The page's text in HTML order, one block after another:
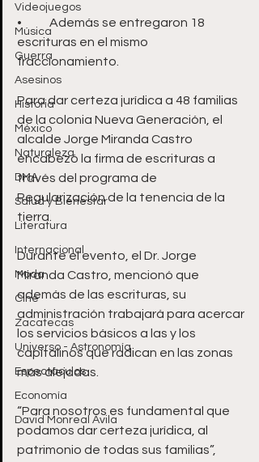
Videojuegos
Música
Guerra
Asesinos
Historia
México
Naturaleza
DMA
Salud y Bienestar
Literatura
Internacional
Moda
Cine
Zacatecas
Universo - Astronomía
Espectáculos
Economía
David Monreal Ávila
•	Además se entregaron 18
escrituras en el mismo
fraccionamiento.
Para dar certeza jurídica a 48 familias
de la colonia Nueva Generación, el
alcalde Jorge Miranda Castro
encabezó la firma de escrituras a
través del programa de
Regularización de la tenencia de la
tierra.
Durante el evento, el Dr. Jorge
Miranda Castro, mencionó que
además de las escrituras, su
administración trabajará para acercar
los servicios básicos a las y los
capitalinos que radican en las zonas
más alejadas.
“Para nosotros es fundamental que
podamos dar certeza jurídica, al
patrimonio de todas sus familias”,